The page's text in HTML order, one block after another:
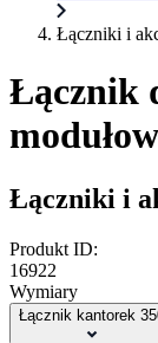
Łączniki i
Łącznik
Łączniki i
Produkt ID:
16922
Wymiary
Łącznik kantorek